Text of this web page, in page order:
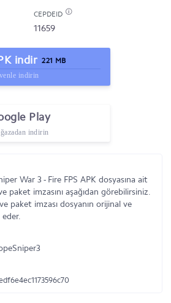
CEPDEID
11659
indir 221 MB
indirin
Play
indirin
War 3 - Fire FPS APK dosyasına ait
paket imzasını aşağıdan görebilirsiniz.
paket imzası dosyanın orijinal ve